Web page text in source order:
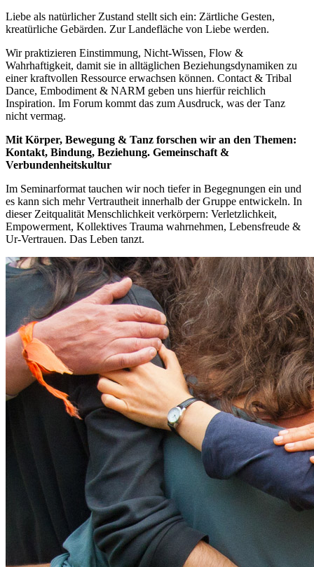
Liebe als natürlicher Zustand stellt sich ein: Zärtliche Gesten,
kreatürliche Gebärden. Zur Landefläche von Liebe werden.
Wir praktizieren Einstimmung, Nicht-Wissen, Flow &
Wahrhaftigkeit, damit sie in alltäglichen Beziehungsdynamiken zu
einer kraftvollen Ressource erwachsen können. Contact & Tribal
Dance, Embodiment & NARM geben uns hierfür reichlich
Inspiration. Im Forum kommt das zum Ausdruck, was der Tanz
nicht vermag.
Mit Körper, Bewegung & Tanz forschen wir an den Themen:
Kontakt, Bindung, Beziehung. Gemeinschaft &
Verbundenheitskultur
Im Seminarformat tauchen wir noch tiefer in Begegnungen ein und
es kann sich mehr Vertrautheit innerhalb der Gruppe entwickeln. In
dieser Zeitqualität Menschlichkeit verkörpern: Verletzlichkeit,
Empowerment, Kollektives Trauma wahrnehmen, Lebensfreude &
Ur-Vertrauen. Das Leben tanzt.